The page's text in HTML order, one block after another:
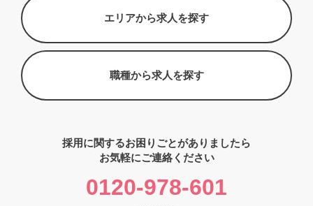
エリアから求人を探す
職種から求人を探す
採用に関するお困りごとがありましたら
お気軽にご連絡ください
0120-978-601